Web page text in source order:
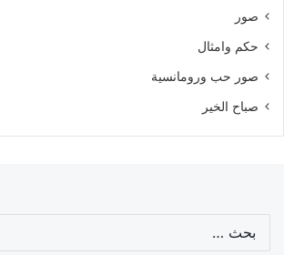
صور
حكم وامثال
صور حب ورومانسية
صباح الخير